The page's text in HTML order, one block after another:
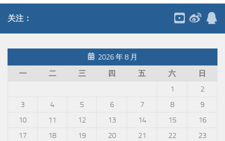
关注：
2026 年 8 月
一
二 三 四 五 六
日
1
2
3
4 5 6 7 8
9
10
11 12 13 14 15
16
17
18 19 20 21 22
23